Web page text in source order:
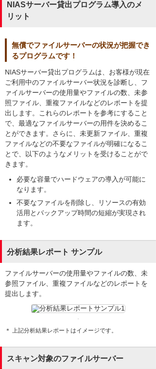
NIASサーバー貸出プログラム導入のメ
リット
無償でファイルサーバーの状況が把握でき
るプログラムです！
NIASサーバー貸出プログラムは、お客様が現在
ご利用中のファイルサーバー状況を診断し、フ
ァイルサーバーの使用量やファイルの数、未参
照ファイル、重複ファイルなどのレポートを提
出します。これらのレポートを参考にすること
で、最適なファイルサーバーの用件を決めるこ
とができます。さらに、未更新ファイル、重複
ファイルなどの不要なファイルが明確になるこ
とで、以下のようなメリットを受けることがで
きます。
必要な容量でハードウェアの導入が可能に
なります。
不要なファイルを削除し、リソースの有効
活用とバックアップ時間の短縮が実現され
ます。
分析結果レポート サンプル
ファイルサーバーの使用量やファイルの数、未
参照ファイル、重複ファイルなどのレポートを
提出します。
＊ 上記分析結果レポートはイメージです。
スキャン対象のファイルサーバー